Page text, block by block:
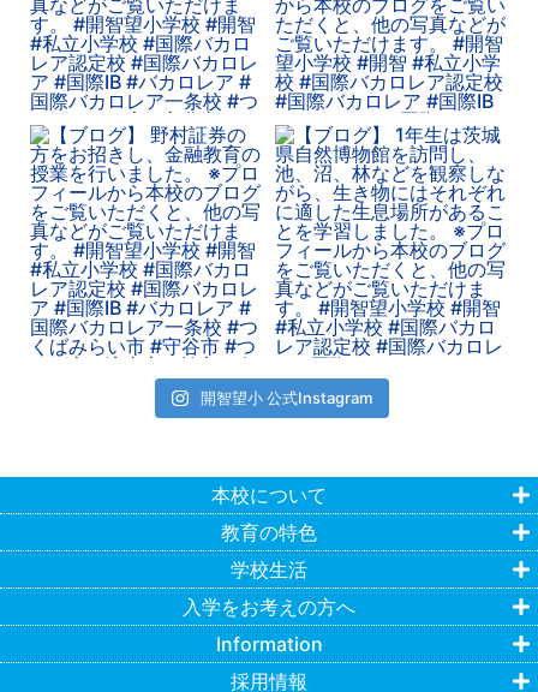
開智望小 公式Instagram
本校について
教育の特色
学校生活
入学をお考えの方へ
Information
採用情報